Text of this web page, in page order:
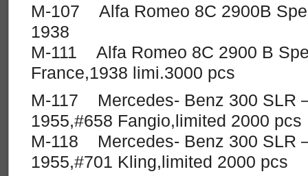
M-107 Alfa Romeo 8C 2900B
1938
M-111 Alfa Romeo 8C 2900 B
France,1938 limi.3000 pcs
M-117 Mercedes- Benz 300 SLR
1955,#658 Fangio,limited 2000 pcs
M-118 Mercedes- Benz 300 SLR
1955,#701 Kling,limited 2000 pcs